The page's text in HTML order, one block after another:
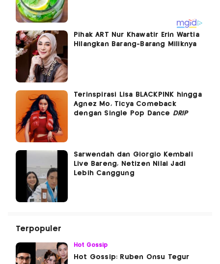
Pihak ART Nur Khawatir Erin Wartia
Hilangkan Barang-Barang Miliknya
Terinspirasi Lisa BLACKPINK hingga
Agnez Mo, Ticya Comeback
dengan Single Pop Dance DRIP
Sarwendah dan Giorgio Kembali
Live Bareng, Netizen Nilai Jadi
Lebih Canggung
Terpopuler
Hot Gossip
Hot Gossip: Ruben Onsu Tegur